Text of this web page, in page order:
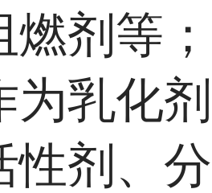
燃剂等
为乳化
性剂、